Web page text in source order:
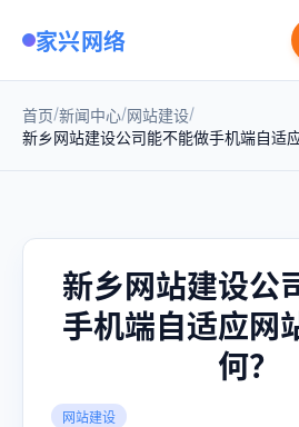
家兴网络
首页/新闻中心/网站建设/
新乡网站建设公司能不能做手机端自适
新乡网站建设公
手机端自适应网
何？
网站建设